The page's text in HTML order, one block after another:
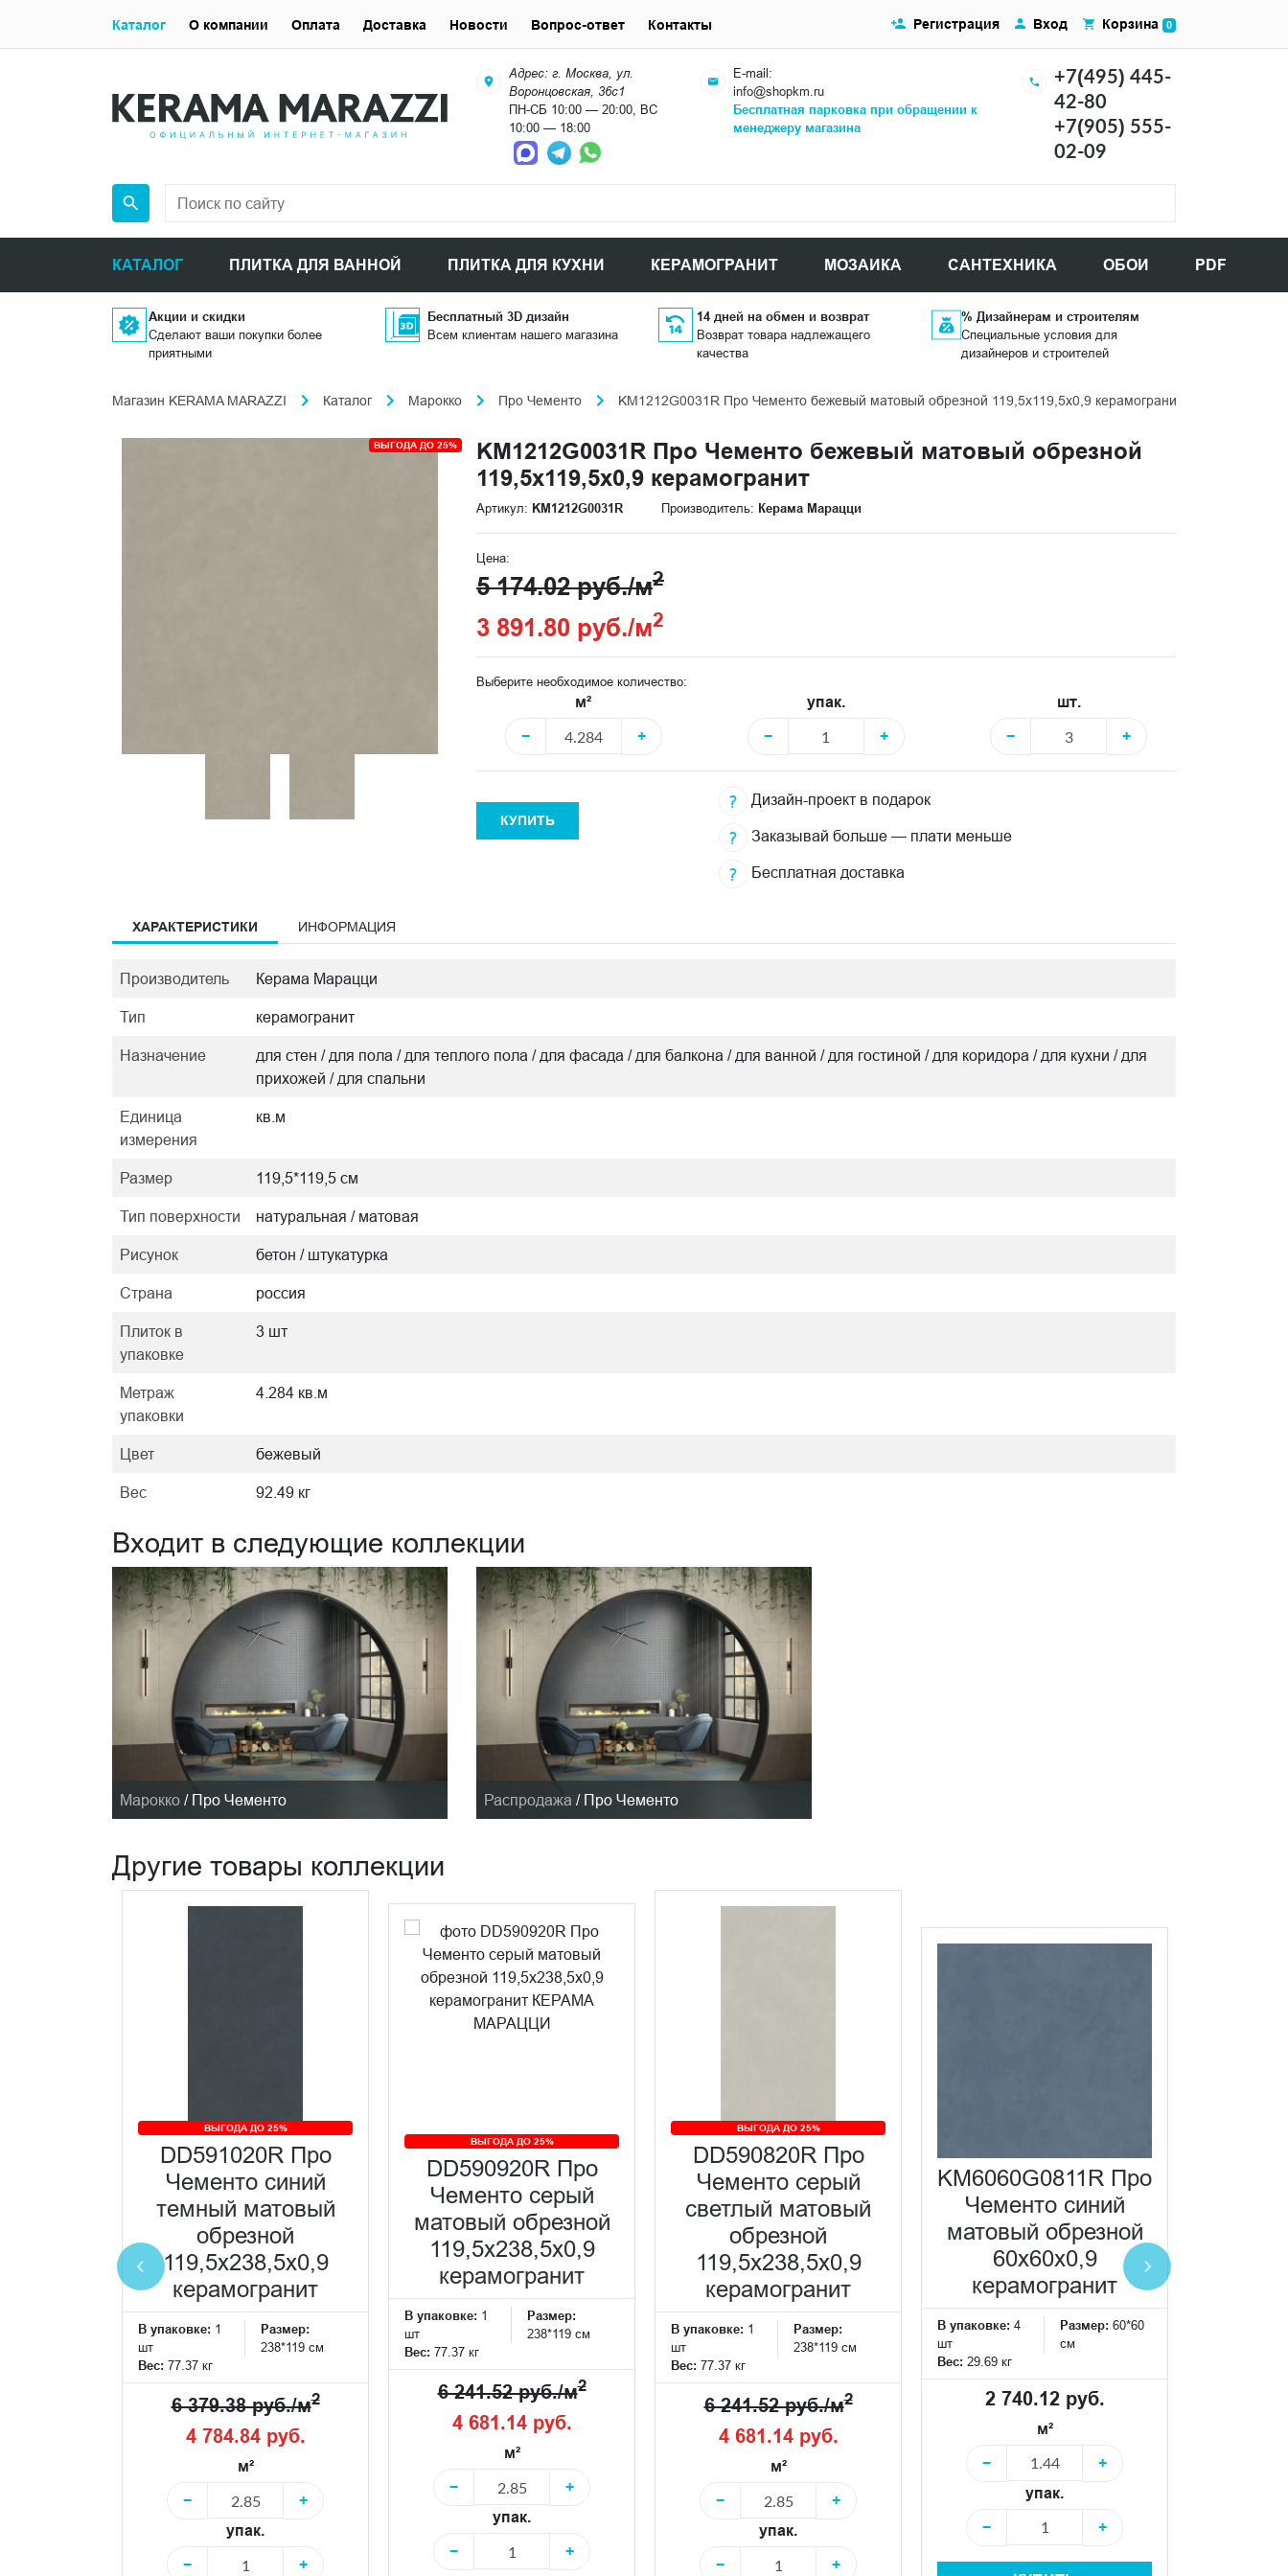
Адрес: г. Москва, ул.
Воронцовская, 36с1
ПН-СБ 10:00 — 20:00, ВС
10:00 — 18:00
E-mail:
info@shopkm.ru
Бесплатная парковка при обращении к
менеджеру магазина
+7(495) 445-
42-80
+7(905) 555-
02-09
КАТАЛОГ ПЛИТКА ДЛЯ ВАННОЙ ПЛИТКА ДЛЯ КУХНИ КЕРАМОГРАНИТ МОЗАИКА САНТЕХНИКА ОБОИ PDF
Регистрация Вход Корзина 0
Каталог О компании Оплата Доставка Новости Вопрос-ответ Контакты
Акции и скидки
Сделают ваши покупки более
приятными
Бесплатный 3D дизайн
Всем клиентам нашего магазина
14 дней на обмен и возврат
Возврат товара надлежащего
качества
% Дизайнерам и строителям
Специальные условия для
дизайнеров и строителей
Магазин KERAMA MARAZZI Каталог Марокко Про Чементо KM1212G0031R Про Чементо бежевый матовый обрезной 119,5x119,5x0,9 керамогранит
ВЫГОДА ДО 25%
KM1212G0031R Про Чементо бежевый матовый обрезной
119,5x119,5x0,9 керамогранит
Артикул: KM1212G0031R Производитель: Керама Марацци
Цена:
5 174.02 руб./м2
3 891.80 руб./м2
Выберите необходимое количество:
м²
−
+
упак.
−
+
шт.
−
+
КУПИТЬ
Дизайн-проект в подарок
Заказывай больше — плати меньше
Бесплатная доставка
ХАРАКТЕРИСТИКИ ИНФОРМАЦИЯ
Производитель Керама Марацци
Тип керамогранит
Назначение
для стен / для пола / для теплого пола / для фасада / для балкона / для ванной / для гостиной / для коридора / для кухни / для
прихожей / для спальни
Единица
измерения
кв.м
Размер 119,5*119,5 см
Тип поверхности натуральная / матовая
Рисунок бетон / штукатурка
Страна россия
Плиток в
упаковке
3 шт
Метраж
упаковки
4.284 кв.м
Цвет бежевый
Вес 92.49 кг
Входит в следующие коллекции
Марокко / Про Чементо Распродажа / Про Чементо
Другие товары коллекции
ВЫГОДА ДО 25%
DD591020R Про
Чементо синий
темный матовый
обрезной
119,5x238,5x0,9
керамогранит
В упаковке: 1
шт
Размер:
238*119 см
Вес: 77.37 кг
6 379.38 руб./м2
4 784.84 руб.
м²
−
+
упак.
−
+
ВЫГОДА ДО 25%
DD590920R Про
Чементо серый
матовый обрезной
119,5x238,5x0,9
керамогранит
В упаковке: 1
шт
Размер:
238*119 см
Вес: 77.37 кг
6 241.52 руб./м2
4 681.14 руб.
м²
−
+
упак.
−
+
ВЫГОДА ДО 25%
DD590820R Про
Чементо серый
светлый матовый
обрезной
119,5x238,5x0,9
керамогранит
В упаковке: 1
шт
Размер:
238*119 см
Вес: 77.37 кг
6 241.52 руб./м2
4 681.14 руб.
м²
−
+
упак.
−
+
KM6060G0811R Про
Чементо синий
матовый обрезной
60х60x0,9
керамогранит
В упаковке: 4
шт
Размер: 60*60
см
Вес: 29.69 кг
2 740.12 руб.
м²
−
+
упак.
−
+